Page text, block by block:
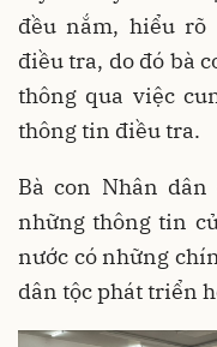
đều nắm, hiểu rõ
điều tra, do đó bà
thông qua việc
thông tin điều tra.
Bà con Nhân
những thông tin
nước có những
dân tộc phát triển